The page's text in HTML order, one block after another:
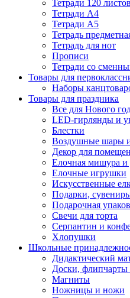
Тетради 120 листов
Тетради А4
Тетради А5
Тетрадь
Тетрадь для нот
Прописи
Тетради со
Товары для
Наборы
Товары для праздника
Все для Нового
LED-гирлянды и
Блестки
Воздушные шары
Декор для
Елочная мишура
Елочные игрушки
Искусственные
Подарки,
Подарочная
Свечи для торта
Серпантин и
Хлопушки
Школьные
Дидактический
Доски, флипчарты
Магниты
Ножницы и ножи